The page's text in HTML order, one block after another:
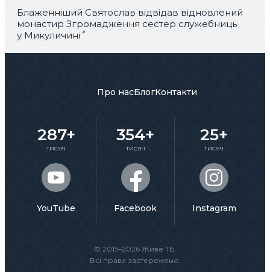
Блаженніший Святослав відвідав відновлений
монастир Згромадження сестер служебниць
у Микуличині
© 2015–2026 Живе ТБ.
Всі права застережено.
Про насБлогКонтакти
287+
тисяч
YouTube
354+
тисяч
Facebook
25+
тисяч
Instagram